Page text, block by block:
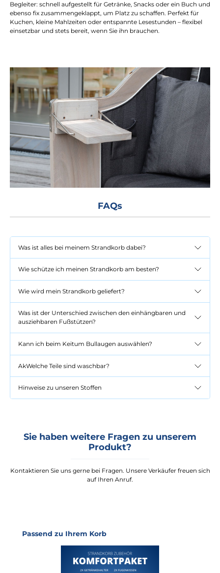
Begleiter: schnell aufgestellt für Getränke, Snacks oder ein Buch und
ebenso fix zusammengeklappt, um Platz zu schaffen. Perfekt für
Kuchen, kleine Mahlzeiten oder entspannte Lesestunden – flexibel
einsetzbar und stets bereit, wenn Sie ihn brauchen.
FAQs
Was ist alles bei meinem Strandkorb dabei?
Wie schütze ich meinen Strandkorb am besten?
Wie wird mein Strandkorb geliefert?
Was ist der Unterschied zwischen den einhängbaren und
ausziehbaren Fußstützen?
Kann ich beim Keitum Bullaugen auswählen?
AkWelche Teile sind waschbar?
Hinweise zu unseren Stoffen
Sie haben weitere Fragen zu unserem
Produkt?
Kontaktieren Sie uns gerne bei Fragen. Unsere Verkäufer freuen sich
auf Ihren Anruf.
Produktgalerie überspringen
Passend zu Ihrem Korb